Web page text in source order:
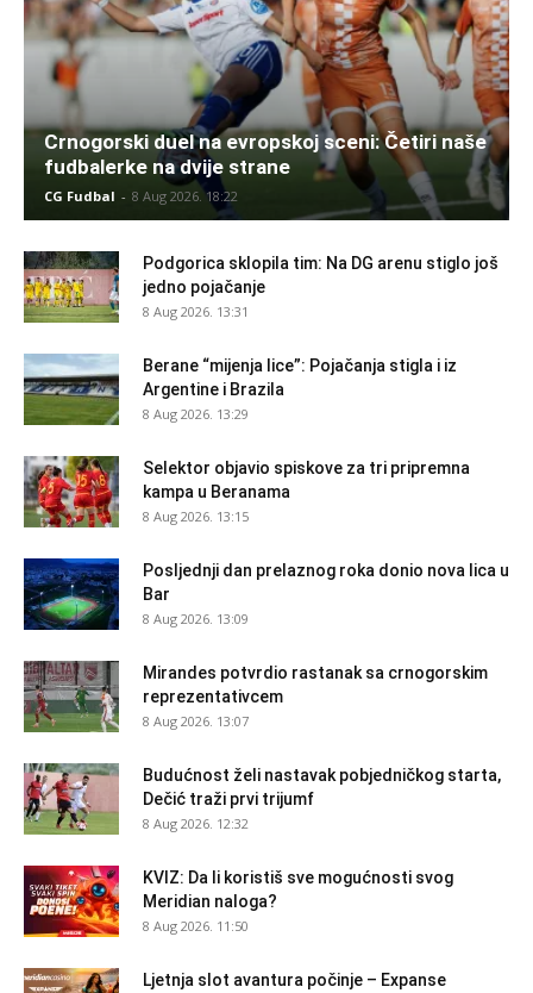
Crnogorski duel na evropskoj sceni: Četiri naše
fudbalerke na dvije strane
CG Fudbal - 8 Aug 2026. 18:22
Podgorica sklopila tim: Na DG arenu stiglo još
jedno pojačanje
8 Aug 2026. 13:31
Berane “mijenja lice”: Pojačanja stigla i iz
Argentine i Brazila
8 Aug 2026. 13:29
Selektor objavio spiskove za tri pripremna
kampa u Beranama
8 Aug 2026. 13:15
Posljednji dan prelaznog roka donio nova lica u
Bar
8 Aug 2026. 13:09
Mirandes potvrdio rastanak sa crnogorskim
reprezentativcem
8 Aug 2026. 13:07
Budućnost želi nastavak pobjedničkog starta,
Dečić traži prvi trijumf
8 Aug 2026. 12:32
KVIZ: Da li koristiš sve mogućnosti svog
Meridian naloga?
8 Aug 2026. 11:50
Ljetnja slot avantura počinje – Expanse